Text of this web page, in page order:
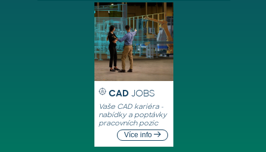
CAD JOBS
Vaše CAD kariéra -
nabídky a poptávky
pracovních pozic
Více info